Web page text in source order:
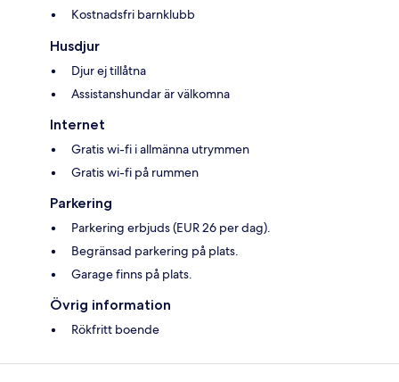
Kostnadsfri barnklubb
Husdjur
Djur ej tillåtna
Assistanshundar är välkomna
Internet
Gratis wi-fi i allmänna utrymmen
Gratis wi-fi på rummen
Parkering
Parkering erbjuds (EUR 26 per dag).
Begränsad parkering på plats.
Garage finns på plats.
Övrig information
Rökfritt boende